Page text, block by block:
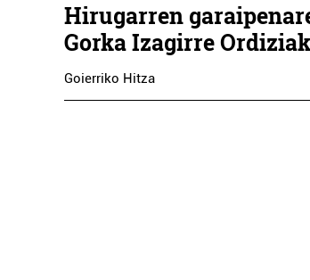
Hirugarren
Gorka Izagirre
Goierriko Hitza